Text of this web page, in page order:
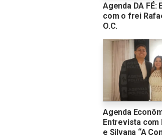
Agenda DA FÉ:
com o frei
O.C.
Agenda
Entrevista com
e Silvana “A